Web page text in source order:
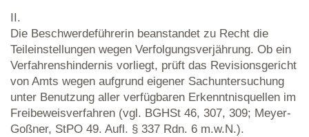
II.
Die Beschwerdeführerin beanstandet zu Recht die
Teileinstellungen wegen Verfolgungsverjährung. Ob ein
Verfahrenshindernis vorliegt, prüft das Revisionsgericht
von Amts wegen aufgrund eigener Sachuntersuchung
unter Benutzung aller verfügbaren Erkenntnisquellen im
Freibeweisverfahren (vgl. BGHSt 46, 307, 309; Meyer-
Goßner, StPO 49. Aufl. § 337 Rdn. 6 m.w.N.).